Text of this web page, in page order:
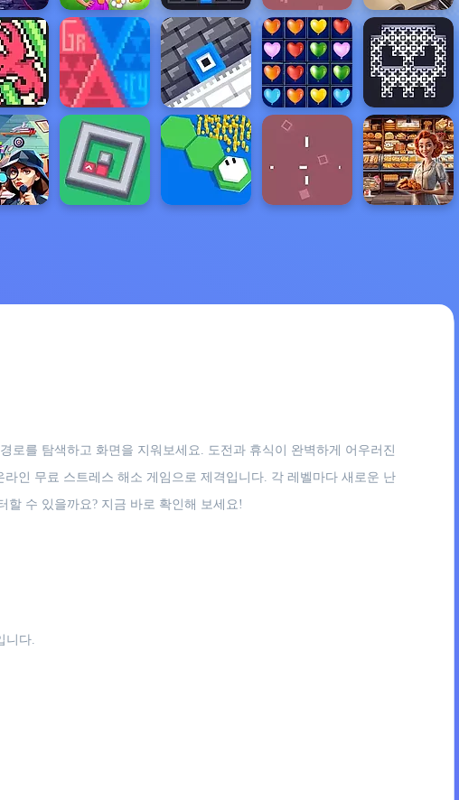
로를 탐색하고 화면을 지워보세요. 도전과 휴식이 완벽하게 어우러진
인 무료 스트레스 해소 게임으로 제격입니다. 각 레벨마다 새로운 난
할 수 있을까요? 지금 바로 확인해 보세요!
니다.